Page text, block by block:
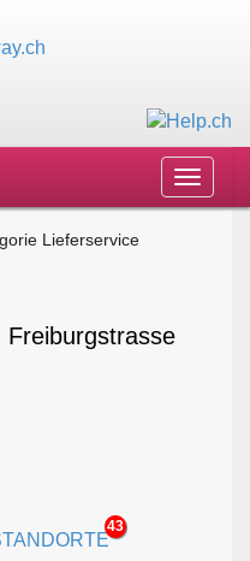
Toggle
Lieferservice
Freiburgstrasse
43